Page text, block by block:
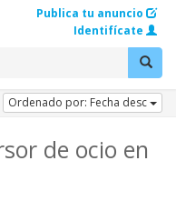
Publica tu anuncio
Identifícate
Ordenado por: Fecha desc
de ocio en